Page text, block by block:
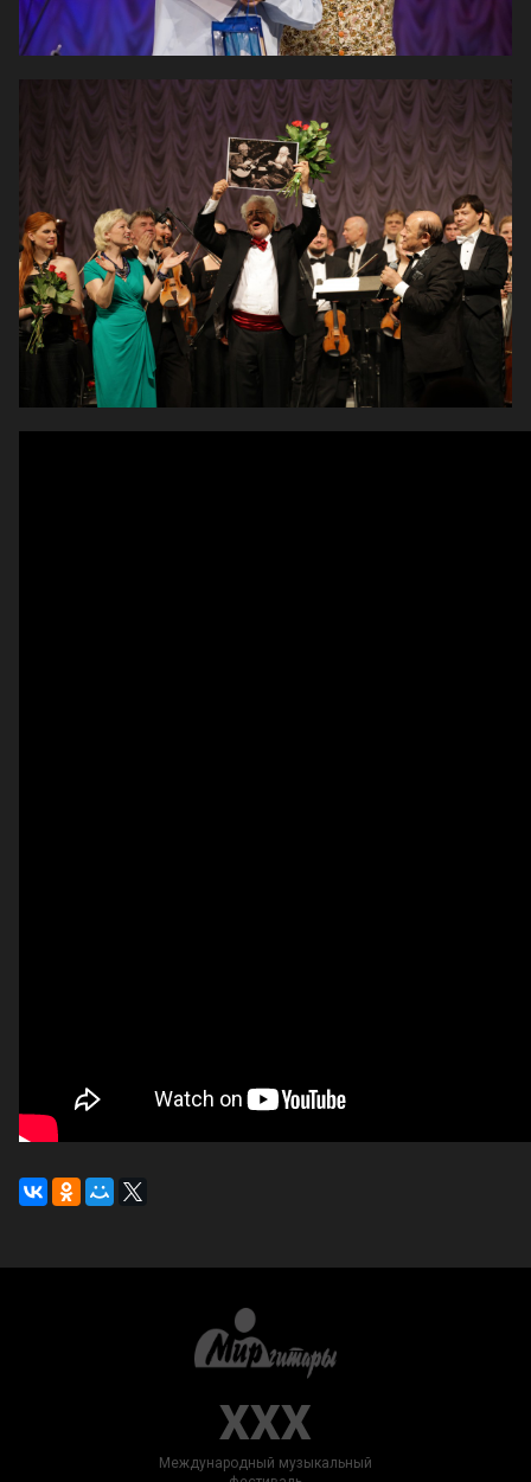
XXX
Международный музыкальный